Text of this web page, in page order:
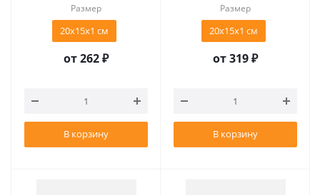
Размер
20х15х1 см
от262 ₽
В корзину
Размер
20х15х1 см
от319 ₽
В корзину